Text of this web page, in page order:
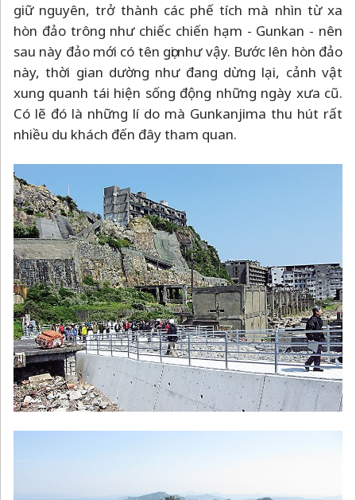
giữ nguyên, trở thành các phế tích mà nhìn từ xa
hòn đảo trông như chiếc chiến hạm - Gunkan - nên
sau này đảo mới có tên gọi như vậy. Bước lên hòn đảo
này, thời gian dường như đang dừng lại, cảnh vật
xung quanh tái hiện sống động những ngày xưa cũ.
Có lẽ đó là những lí do mà Gunkanjima thu hút rất
nhiều du khách đến đây tham quan.